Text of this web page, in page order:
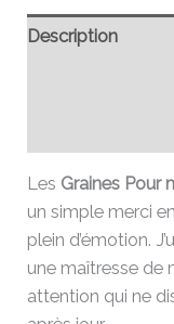
Description
Les Graines Pour
un simple merci
plein d’émotion.
une maîtresse de
attention qui ne